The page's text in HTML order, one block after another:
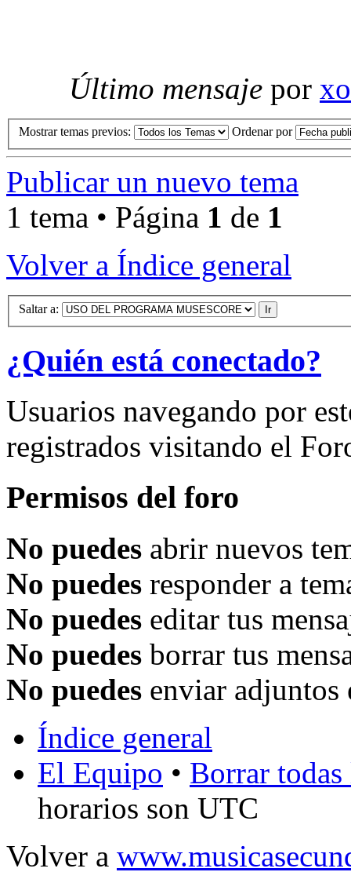
Último mensaje por
Mostrar temas previos: Ordenar por
Publicar un nuevo tema
1 tema • Página 1 de 1
Volver a Índice general
Saltar a:
¿Quién está conectado?
Usuarios navegando por
registrados visitando el
Permisos del foro
No puedes abrir nuevos
No puedes responder a
No puedes editar tus
No puedes borrar tus
No puedes enviar adjuntos
Índice general
El Equipo • Borrar
horarios son UTC
Volver a